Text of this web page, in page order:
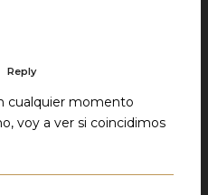
Reply
cualquier momento
voy a ver si coincidimos